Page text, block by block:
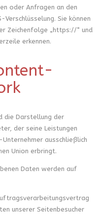
oder Anfragen an den
Sie können
Zeichenfolge „https://“ und
erkennen.
die Darstellung der
der seine Leistungen
ausschließlich
Union erbringt.
Daten werden auf
unserer Seitenbesucher